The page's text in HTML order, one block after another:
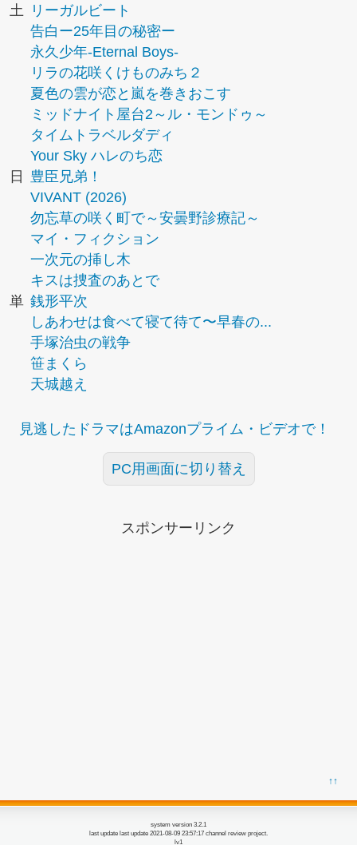
土
リーガルビート
告白ー25年目の秘密ー
永久少年-Eternal Boys-
リラの花咲くけものみち２
夏色の雲が恋と嵐を巻きおこす
ミッドナイト屋台2～ル・モンドゥ～
タイムトラベルダディ
Your Sky ハレのち恋
日
豊臣兄弟！
VIVANT (2026)
勿忘草の咲く町で～安曇野診療記～
マイ・フィクション
一次元の挿し木
キスは捜査のあとで
単 銭形平次
しあわせは食べて寝て待て〜早春の...
手塚治虫の戦争
笹まくら
天城越え
見逃したドラマはAmazonプライム・ビデオで！
PC用画面に切り替え
スポンサーリンク
↑↑
system version 3.2.1
last update last update 2021-08-09 23:57:17 channel review project.
lv1